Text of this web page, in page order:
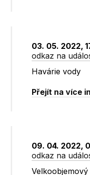
03. 05. 2022,
odkaz na
Havárie vody
Přejít na více
09. 04. 2022,
odkaz na